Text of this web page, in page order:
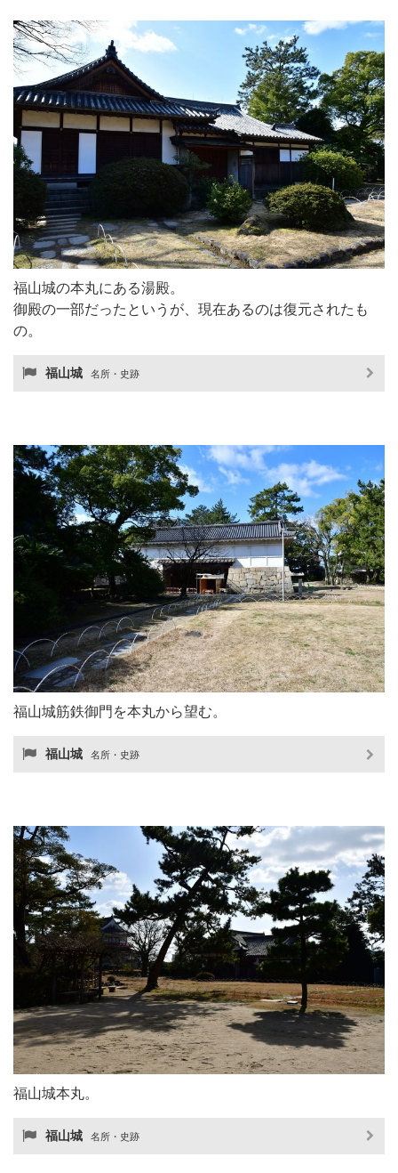
福山城の本丸にある湯殿。
御殿の一部だったというが、現在あるのは復元されたも
の。
福山城 名所・史跡
福山城筋鉄御門を本丸から望む。
福山城 名所・史跡
福山城本丸。
福山城 名所・史跡